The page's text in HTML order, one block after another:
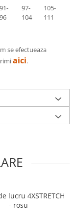
91-
96
97-
104
105-
111
se efectueaza
aici.
lucru 4XSTRETCH
- rosu